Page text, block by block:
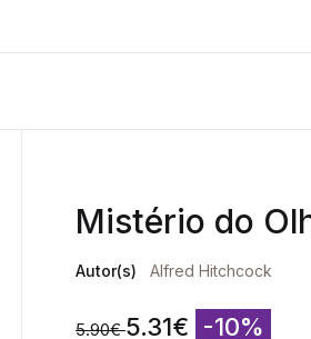
Mistério do
Autor(s) Alfred Hitchcock
5.90€ 5.31€ -10%